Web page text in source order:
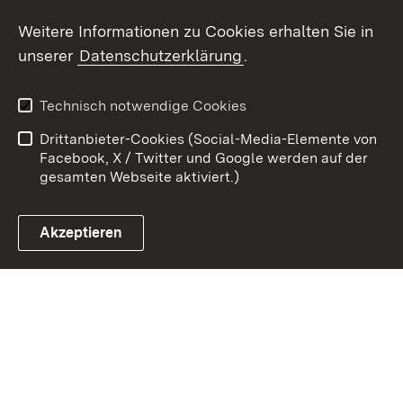
Link zum Landesportal
Kontakt
Datenschutz
Barrierefreiheit
Impressum Cookies
Weitere Informationen zu Cookies erhalten Sie in
unserer Datenschutzerklärung.
Technisch notwendige Cookies
Drittanbieter-Cookies (Social-Media-Elemente von
Facebook, X / Twitter und Google werden auf der
gesamten Webseite aktiviert.)
Akzeptieren